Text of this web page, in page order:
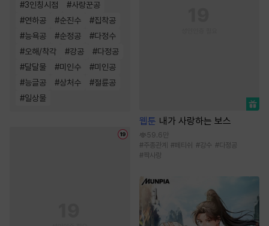
#3인칭시점 #사랑꾼공
#연하공 #순진수 #집착공
#능욕공 #순정공 #다정수
#오해/착각 #강공 #다정공
#달달물 #미인수 #미인공
#능글공 #상처수 #절륜공
#일상물
웹툰 내가 사랑하는 보스
59.6만
#주종관계 #페티쉬 #강수 #다정공
#짝사랑